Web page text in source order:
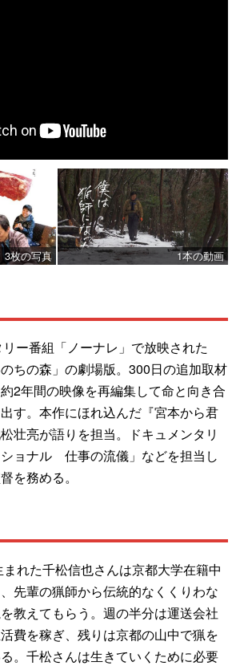
3枚の写真 1本の動画
ー番組「ノーナレ」で放映された
ちの森」の劇場版。300日の追加取材
2年間の映像を再編集して命と向き合
す。本作にほれ込んだ『宮本から君
壮亮が語りを担当。ドキュメンタリ
ョナル 仕事の流儀」などを担当し
を務める。
れた千松信也さんは京都大学在籍中
先輩の猟師から伝統的なくくりわな
教えてもらう。週の半分は運送会社
費を稼ぎ、残りは京都の山中で猟を
。千松さんは生きていくために必要